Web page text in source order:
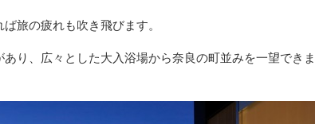
旅の疲れも吹き飛びます。
り、広々とした大入浴場から奈良の町並みを一望できま